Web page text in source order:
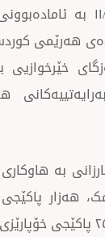
رۆژی پێنجشەممە رێکەوتی ١١/٢/٢٠٢١ بە
هەرێمی
خێرخوازیی